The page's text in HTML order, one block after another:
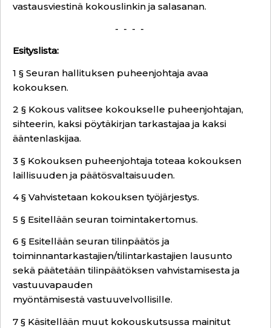
vastausviestinä kokouslinkin ja salasanan.
- - - -
Esityslista:
1 § Seuran hallituksen puheenjohtaja avaa
kokouksen.
2 § Kokous valitsee kokoukselle puheenjohtajan,
sihteerin, kaksi pöytäkirjan tarkastajaa ja kaksi
ääntenlaskijaa.
3 § Kokouksen puheenjohtaja toteaa kokouksen
laillisuuden ja päätösvaltaisuuden.
4 § Vahvistetaan kokouksen työjärjestys.
5 § Esitellään seuran toimintakertomus.
6 § Esitellään seuran tilinpäätös ja
toiminnantarkastajien/tilintarkastajien lausunto
sekä päätetään tilinpäätöksen vahvistamisesta ja
vastuuvapauden
myöntämisestä vastuuvelvollisille.
7 § Käsitellään muut kokouskutsussa mainitut